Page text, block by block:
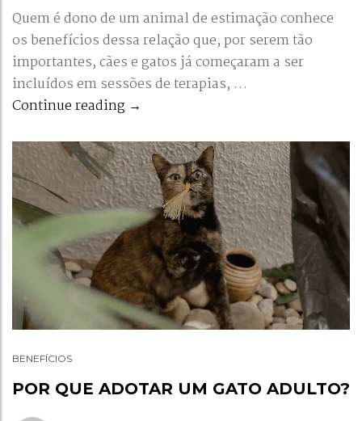
Quem é dono de um animal de estimação conhece
os benefícios dessa relação que, por serem tão
importantes, cães e gatos já começaram a ser
incluídos em sessões de terapias, …
Continue reading BENEFÍCIOS PROPORCIONADOS
→
BENEFÍCIOS
POR QUE ADOTAR UM GATO ADULTO?